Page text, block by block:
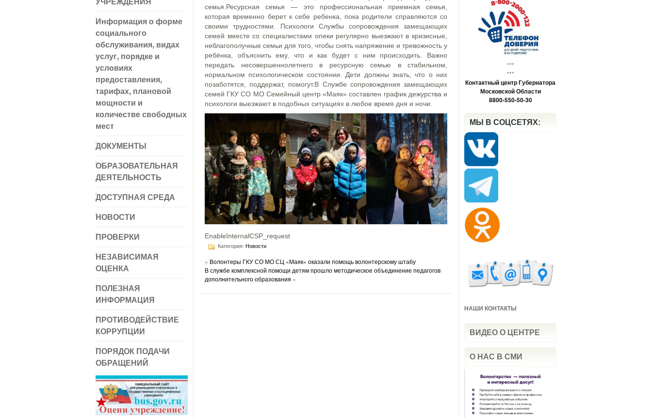
Информация о форме
социального
обслуживания, видах
услуг, порядке и
условиях
предоставления,
тарифах, плановой
мощности и
количестве свободных
мест
ДОКУМЕНТЫ
ОБРАЗОВАТЕЛЬНАЯ
ДЕЯТЕЛЬНОСТЬ
ДОСТУПНАЯ СРЕДА
НОВОСТИ
ПРОВЕРКИ
НЕЗАВИСИМАЯ
ОЦЕНКА
ПОЛЕЗНАЯ
ИНФОРМАЦИЯ
ПРОТИВОДЕЙСТВИЕ
КОРРУПЦИИ
ПОРЯДОК ПОДАЧИ
ОБРАЩЕНИЙ
семья.Ресурсная семья — это профессиональная приемная семья,
которая временно берет к себе ребенка, пока родители справляются со
своими трудностями. Психологи Службы сопровождения замещающих
семей вместе со специалистами опеки регулярно выезжают в кризисные,
неблагополучные семьи для того, чтобы снять напряжение и тревожность у
ребёнка, объяснить ему, что и как будет с ним происходить. Важно
передать несовершеннолетнего в ресурсную семью в стабильном,
нормальном психологическом состоянии. Дети должны знать, что о них
позаботятся, поддержат, помогут.В Службе сопровождения замещающих
семей ГКУ СО МО Семейный центр «Маяк» составлен график дежурства и
психологи выезжают в подобных ситуациях в любое время дня и ночи.
EnableInternalCSP_request
Категория: Новости
« Волонтеры ГКУ СО МО СЦ «Маяк» оказали помощь волонтерскому штабу
В службе комплексной помощи детям прошло методическое объединение педагогов
дополнительного образования »
***
***
Контактный центр Губернатора
Московской Области
8800-550-50-30
МЫ В СОЦСЕТЯХ:
НАШИ КОНТАКТЫ
ВИДЕО О ЦЕНТРЕ
О НАС В СМИ